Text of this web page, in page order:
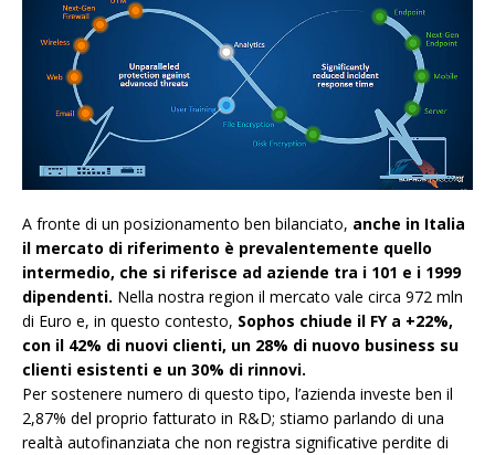
A fronte di un posizionamento ben bilanciato, anche in Italia
il mercato di riferimento è prevalentemente quello
intermedio, che si riferisce ad aziende tra i 101 e i 1999
dipendenti. Nella nostra region il mercato vale circa 972 mln
di Euro e, in questo contesto, Sophos chiude il FY a +22%,
con il 42% di nuovi clienti, un 28% di nuovo business su
clienti esistenti e un 30% di rinnovi.
Per sostenere numero di questo tipo, l’azienda investe ben il
2,87% del proprio fatturato in R&D; stiamo parlando di una
realtà autofinanziata che non registra significative perdite di